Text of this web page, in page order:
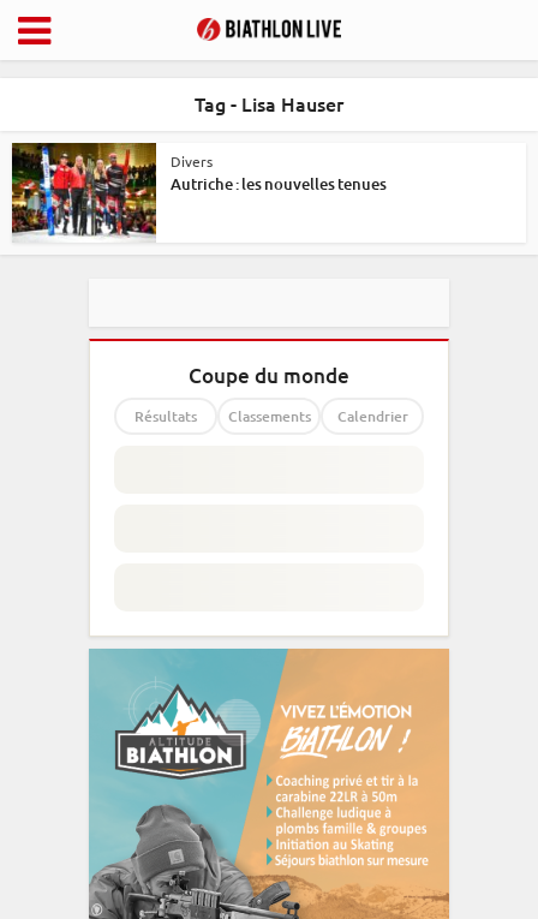
Tag - Lisa Hauser
Divers
Autriche : les nouvelles tenues
Coupe du monde
Résultats Classements Calendrier